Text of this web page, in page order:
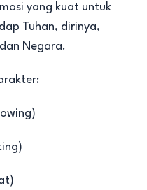
yang kuat untuk
Tuhan, dirinya,
Negara.